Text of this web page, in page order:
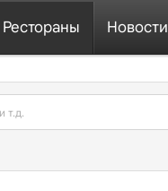
Рестораны Новости